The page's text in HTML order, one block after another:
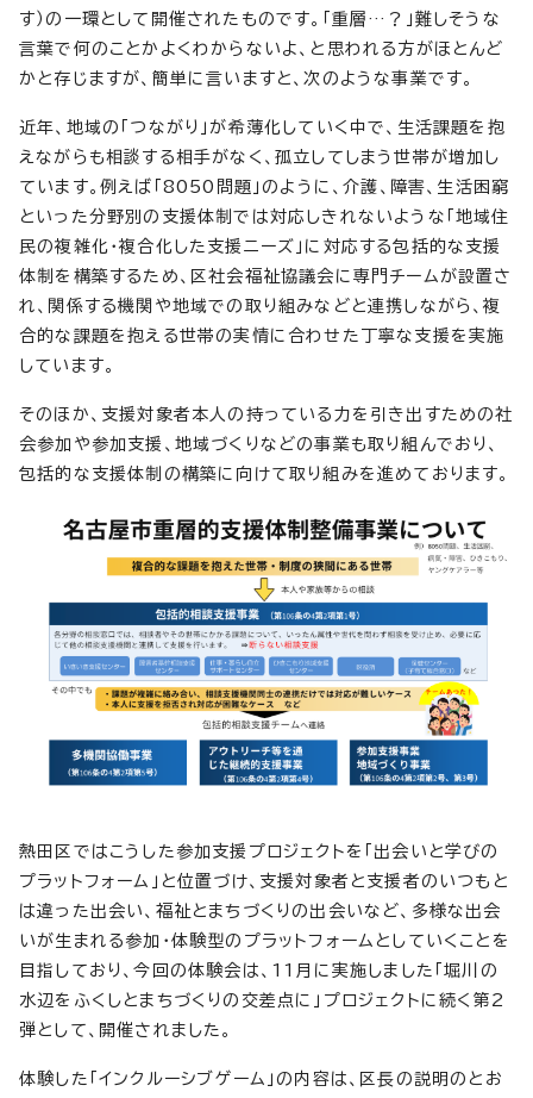
す）の一環として開催されたものです。「重層…？」難しそうな
言葉で何のことかよくわからないよ、と思われる方がほとんど
かと存じますが、簡単に言いますと、次のような事業です。
近年、地域の「つながり」が希薄化していく中で、生活課題を抱
えながらも相談する相手がなく、孤立してしまう世帯が増加し
ています。例えば「8050問題」のように、介護、障害、生活困窮
といった分野別の支援体制では対応しきれないような「地域住
民の複雑化・複合化した支援ニーズ」に対応する包括的な支援
体制を構築するため、区社会福祉協議会に専門チームが設置さ
れ、関係する機関や地域での取り組みなどと連携しながら、複
合的な課題を抱える世帯の実情に合わせた丁寧な支援を実施
しています。
そのほか、支援対象者本人の持っている力を引き出すための社
会参加や参加支援、地域づくりなどの事業も取り組んでおり、
包括的な支援体制の構築に向けて取り組みを進めております。
熱田区ではこうした参加支援プロジェクトを「出会いと学びの
プラットフォーム」と位置づけ、支援対象者と支援者のいつもと
は違った出会い、福祉とまちづくりの出会いなど、多様な出会
いが生まれる参加・体験型のプラットフォームとしていくことを
目指しており、今回の体験会は、11月に実施しました「堀川の
水辺をふくしとまちづくりの交差点に」プロジェクトに続く第2
弾として、開催されました。
体験した「インクルーシブゲーム」の内容は、区長の説明のとお